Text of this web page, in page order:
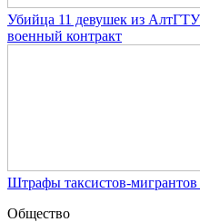
Убийца 11 девушек из АлтГТУ
военный контракт
Штрафы таксистов-мигрантов
Общество